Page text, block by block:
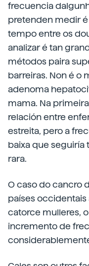
frecuencia
pretenden medir é
tempo entre os
analizar é tan
métodos paira
barreiras. Non é o
adenoma
mama. Na
relación entre
estreita, pero a
baixa que
rara.
O caso do cancro
países
catorce mulleres,
incremento de